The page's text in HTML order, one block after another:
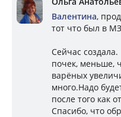
Валентина,
тот что был в
Сейчас
почек, меньше,
варёных
много.Надо
после того как
Спасибо, что